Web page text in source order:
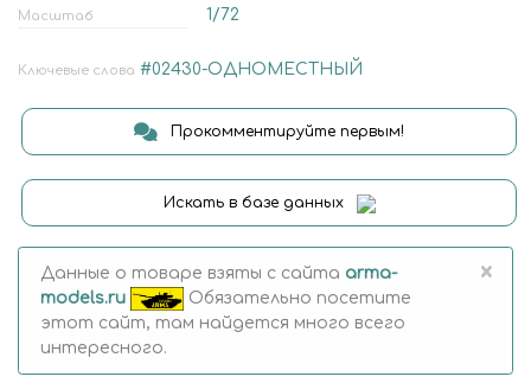
Масштаб 1/72
Ключевые слова #02430-ОДНОМЕСТНЫЙ
Прокомментируйте первым!
Искать в базе данных
Данные о товаре взяты с сайта arma-
models.ru
Обязательно посетите
этот сайт, там найдется много всего
интересного.
×